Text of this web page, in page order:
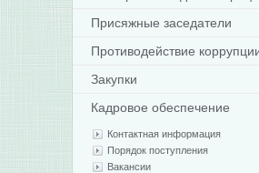
Присяжные заседатели
Противодействие
Закупки
Кадровое обеспечение
Контактная информация
Порядок поступления
Вакансии